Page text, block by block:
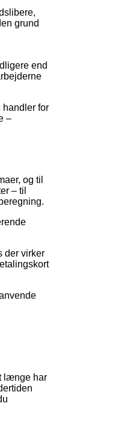
grund
end
handler for
–
og til
– til
der virker
længe har